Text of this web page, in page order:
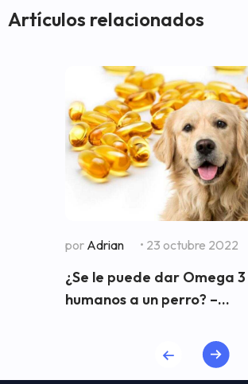
Artículos relacionados
por Adrian • 23 octubre 2022
¿Se le puede dar Omega
humanos a un perro? –...